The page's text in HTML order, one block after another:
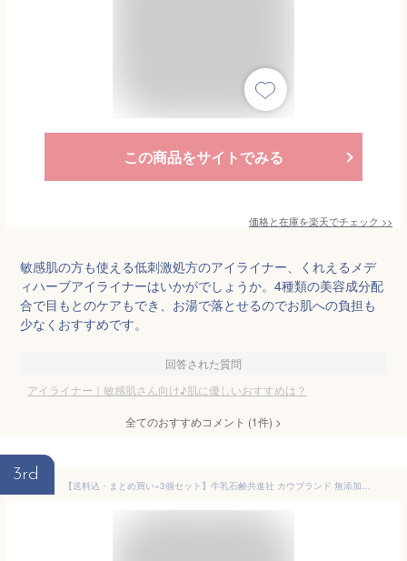
この商品をサイトでみる
価格と在庫を楽天でチェック >>
敏感肌の方も使える低刺激処方のアイライナー、くれえるメデ
ィハーブアイライナーはいかがでしょうか。4種類の美容成分配
合で目もとのケアもでき、お湯で落とせるのでお肌への負担も
少なくおすすめです。
回答された質問
アイライナー｜敏感肌さん向け♪肌に優しいおすすめは？
全てのおすすめコメント (1件) >
3rd
【送料込・まとめ買い×3個セット】牛乳石鹸共進社 カウブランド 無添加 泡のボディソープ ポンプ付 泡タイプ 500ml